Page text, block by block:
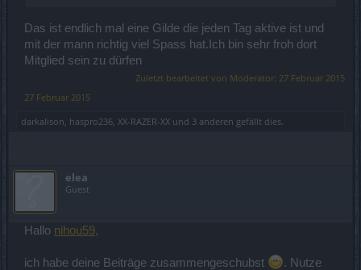
Das ist endlich mal eine Gilde die jeden Tag aktive ist und
mit der mann richtig viel Spass hat.Ich bin sehr froh dort
Mitglied sein zu dürfen
Zuletzt bearbeitet von Moderator: 27 Februar 2015
27 Februar 2015
darkalison haspro236 XX-RAZER-XX und 3 anderen gefällt dies.
elea
Guest
Hallo nihou59,
ich habe deine Beiträge zusammengeschubst
. Nutze